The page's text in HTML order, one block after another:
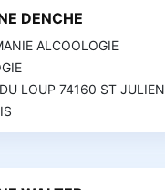
DENCHE
ALCOOLOGIE
LOUP 74160 ST JULIEN